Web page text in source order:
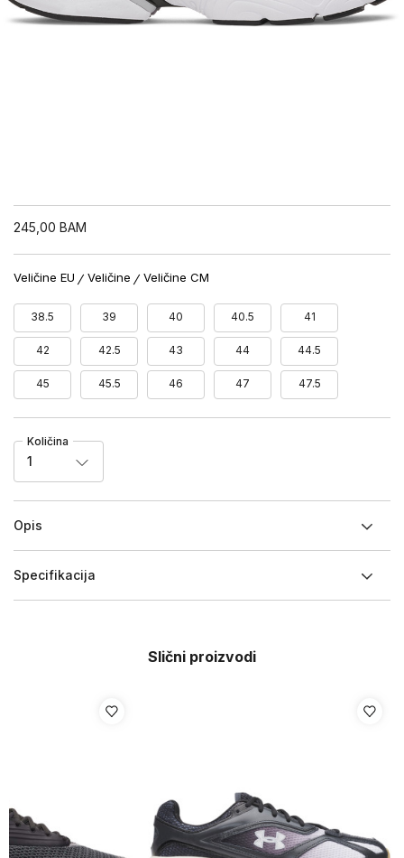
245,00 BAM
Veličine EU Veličine Veličine CM
38.5 39 40 40.5 41
42 42.5 43 44 44.5
45 45.5 46 47 47.5
Količina
1
Opis
Specifikacija
Slični proizvodi